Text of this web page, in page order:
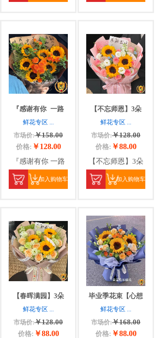
『感谢有你 一路
鲜花专区 ...
市场价:￥158.00
价格: ￥128.00
『感谢有你 一路
加入购物车
【不忘师恩】3朵
鲜花专区 ...
市场价:￥128.00
价格: ￥88.00
【不忘师恩】3朵
加入购物车
【春晖满园】3朵
鲜花专区 ...
市场价:￥128.00
价格: ￥88.00
毕业季花束【心想
鲜花专区 ...
市场价:￥168.00
价格: ￥88.00